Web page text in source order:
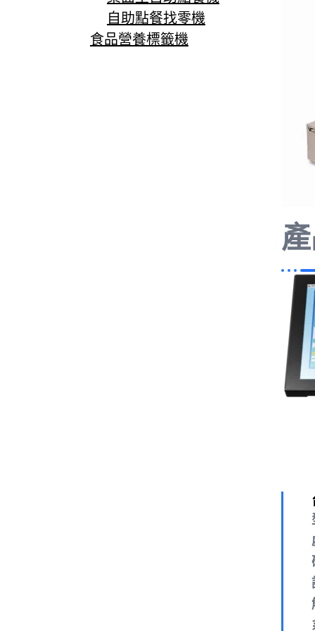
自助點餐找零機
食品營養標籤機